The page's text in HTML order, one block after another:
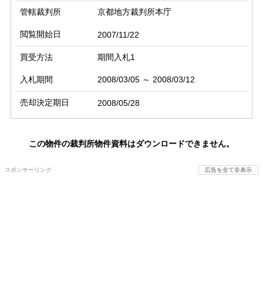
管轄裁判所 京都地方裁判所本庁
閲覧開始日 2007/11/22
買受方法 期間入札1
入札期間 2008/03/05 ～ 2008/03/12
売却決定期日 2008/05/28
この物件の裁判所物件資料はダウンロードできません。
スポンサーリンク 広告を全て非表示